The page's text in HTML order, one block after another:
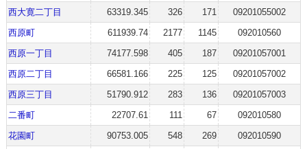
西大寛二丁目
63319.345 326 171
09201055002
西原町
611939.74 2177 1145
092010560
西原一丁目
74177.598 405 187
09201057001
西原二丁目
66581.166 225 125
09201057002
西原三丁目
51790.912 283 136
09201057003
二番町
22707.61 111 67
092010580
花園町
90753.005 548 269
092010590